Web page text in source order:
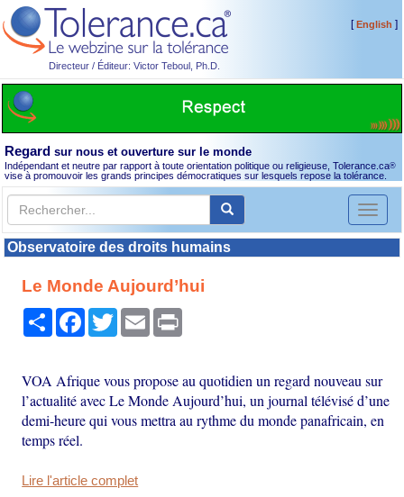
Directeur / Éditeur: Victor Teboul, Ph.D.
[English ]
Regard sur nous et ouverture sur le monde
Indépendant et neutre par rapport à toute orientation politique ou religieuse, Tolerance.ca®
vise à promouvoir les grands principes démocratiques sur lesquels repose la tolérance.
Toggle
Observatoire des droits humains
Le Monde Aujourd’hui
PartagerFacebook
TwitterEmail
VOA Afrique vous propose au quotidien un regard nouveau sur
l’actualité avec Le Monde Aujourd’hui, un journal télévisé d’une
demi-heure qui vous mettra au rythme du monde panafricain, en
temps réel.
Lire l'article complet